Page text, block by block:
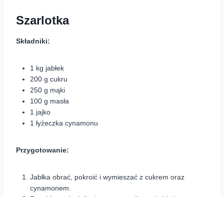
Szarlotka
Składniki:
1 kg jabłek
200 g cukru
250 g mąki
100 g masła
1 jajko
1 łyżeczka cynamonu
Przygotowanie:
Jabłka obrać, pokroić i wymieszać z cukrem oraz
cynamonem.